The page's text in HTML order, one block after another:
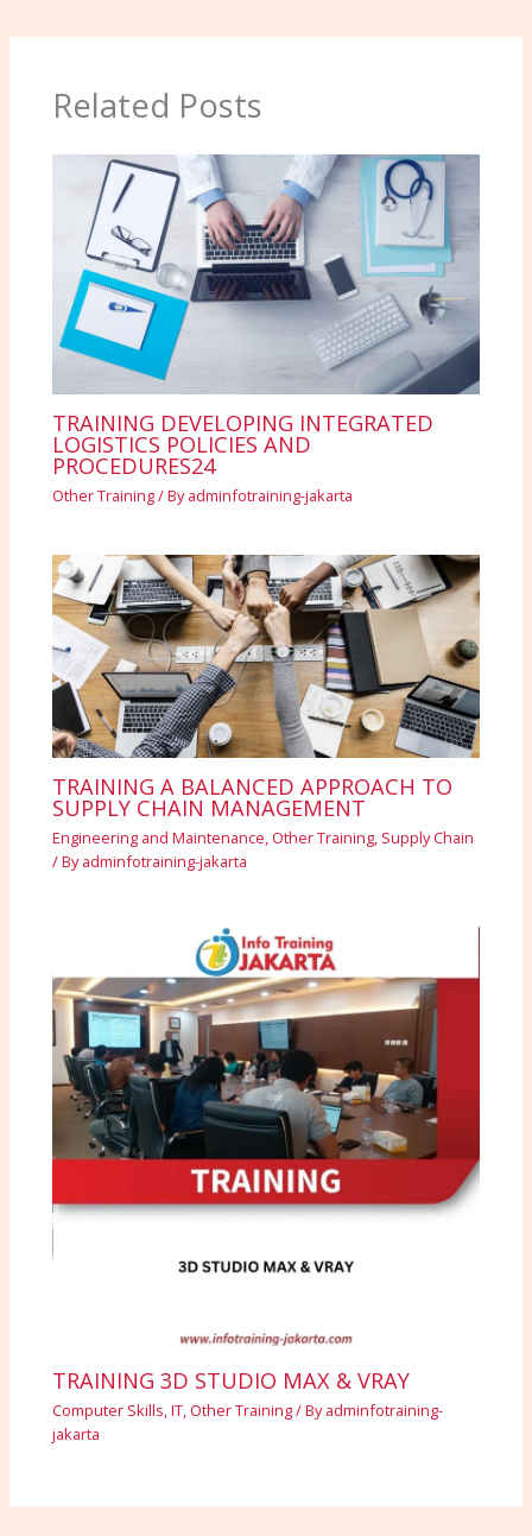
Related Posts
TRAINING DEVELOPING INTEGRATED
LOGISTICS POLICIES AND
PROCEDURES24
Other Training/ Byadminfotraining-jakarta
TRAINING A BALANCED APPROACH TO
SUPPLY CHAIN MANAGEMENT
Engineering and Maintenance, Other Training, Supply Chain
/ Byadminfotraining-jakarta
TRAINING 3D STUDIO MAX & VRAY
Computer Skills,IT, Other Training/ Byadminfotraining-
jakarta